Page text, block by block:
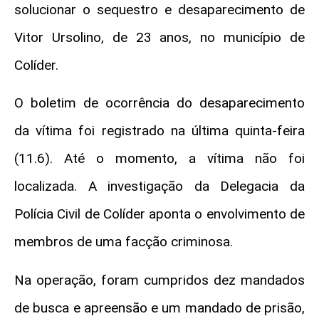
solucionar o sequestro e desaparecimento de
Vitor Ursolino, de 23 anos, no município de
Colíder.
O boletim de ocorrência do desaparecimento
da vítima foi registrado na última quinta-feira
(11.6). Até o momento, a vítima não foi
localizada. A investigação da Delegacia da
Polícia Civil de Colíder aponta o envolvimento de
membros de uma facção criminosa.
Na operação, foram cumpridos dez mandados
de busca e apreensão e um mandado de prisão,